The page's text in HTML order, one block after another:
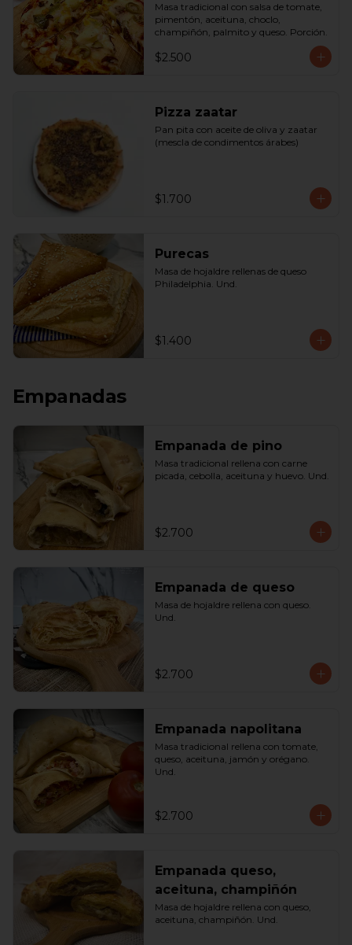
Masa tradicional con salsa de tomate,
pimentón, aceituna, choclo,
champiñón, palmito y queso. Porción.
$2.500
Pizza zaatar
Pan pita con aceite de oliva y zaatar
(mescla de condimentos árabes)
$1.700
Purecas
Masa de hojaldre rellenas de queso
Philadelphia. Und.
$1.400
Empanadas
Empanada de pino
Masa tradicional rellena con carne
picada, cebolla, aceituna y huevo. Und.
$2.700
Empanada de queso
Masa de hojaldre rellena con queso.
Und.
$2.700
Empanada napolitana
Masa tradicional rellena con tomate,
queso, aceituna, jamón y orégano.
Und.
$2.700
Empanada queso,
aceituna, champiñón
Masa de hojaldre rellena con queso,
aceituna, champiñón. Und.